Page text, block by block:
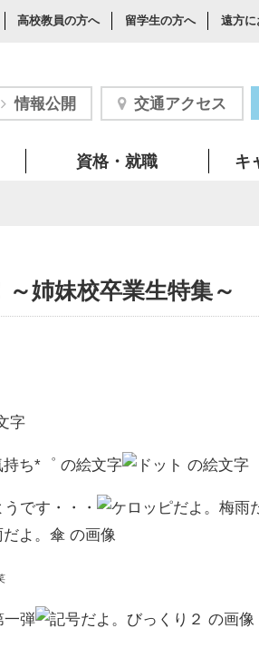
高校教員の方へ 留学生の方へ 遠方に
情報公開 交通アクセス
資格・就職 キ
姉妹校卒業生特集～
です・・・
一弾